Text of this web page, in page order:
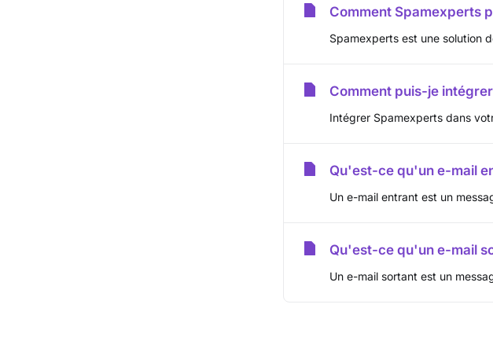
Comment Spamexperts
Spamexperts est une solution
Comment puis-je
Intégrer Spamexperts dans
Qu'est-ce qu'un e-mail
Un e-mail entrant est un
Qu'est-ce qu'un e-mail
Un e-mail sortant est un